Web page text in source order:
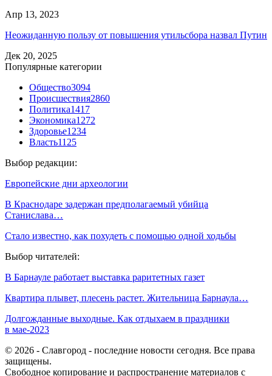
Апр 13, 2023
Неожиданную пользу от повышения утильсбора назвал Путин
Дек 20, 2025
Популярные категории
Общество3094
Происшествия2860
Политика1417
Экономика1272
Здоровье1234
Власть1125
Выбор редакции:
Европейские дни археологии
В Краснодаре задержан предполагаемый убийца
Станислава…
Стало известно, как похудеть с помощью одной ходьбы
Выбор читателей:
В Барнауле работает выставка раритетных газет
Квартира плывет, плесень растет. Жительница Барнаула…
Долгожданные выходные. Как отдыхаем в праздники
в мае-2023
© 2026 - Славгород - последние новости сегодня. Все права
защищены.
Свободное копирование и распространение материалов с